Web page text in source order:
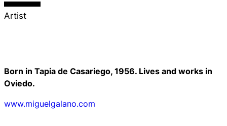
Artist
Born in Tapia de Casariego, 1956. Lives and works in
Oviedo.
www.miguelgalano.com